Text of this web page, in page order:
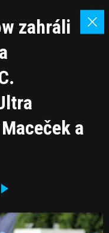
zahráli
a